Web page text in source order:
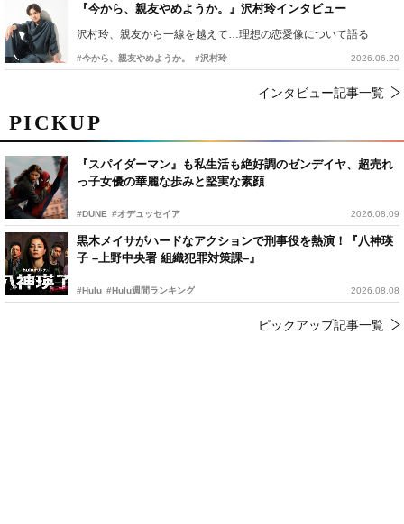
PICKUP
『スパイダーマン』も私生活も絶好調のゼンデイヤ、超売れ
っ子女優の華麗な歩みと堅実な素顔
#DUNE #オデュッセイア 2026.08.09
黒木メイサがハードなアクションで刑事役を熱演！『八神瑛
子 –上野中央署 組織犯罪対策課–』
#Hulu #Hulu週間ランキング 2026.08.08
ピックアップ記事一覧
『今から、親友やめようか。』沢村玲インタビュー
沢村玲、親友から一線を越えて…理想の恋愛像について語る
#今から、親友やめようか。 #沢村玲 2026.06.20
インタビュー記事一覧